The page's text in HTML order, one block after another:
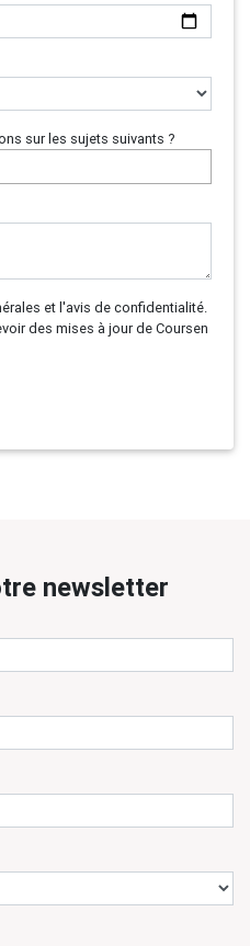
sur les sujets suivants ?
et l'avis de confidentialité.
des mises à jour de Coursen
newsletter